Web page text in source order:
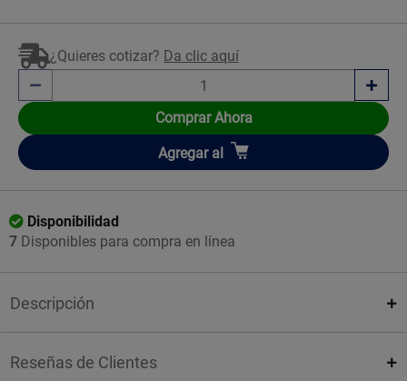
¿Quieres cotizar? Da clic aquí
Comprar Ahora
Añadir
Agregar al
Disponibilidad
7 Disponibles para compra en línea
Descripción
Reseñas de Clientes